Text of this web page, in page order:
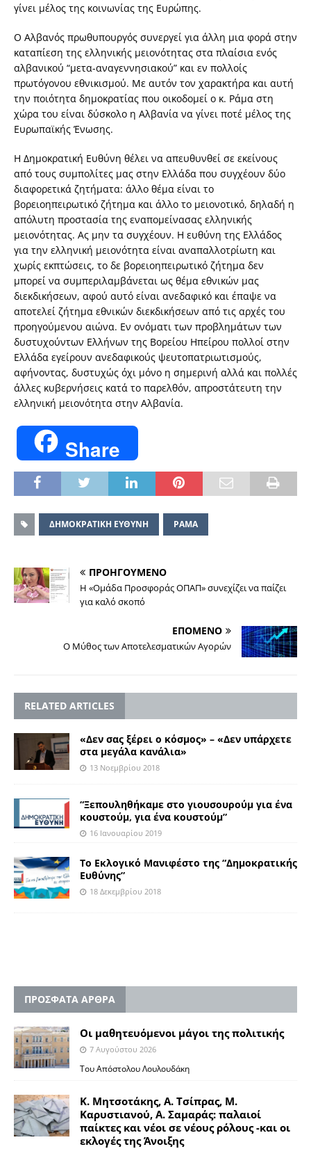
γίνει μέλος της κοινωνίας της Ευρώπης.
Ο Αλβανός πρωθυπουργός συνεργεί για άλλη μια φορά στην
καταπίεση της ελληνικής μειονότητας στα πλαίσια ενός
αλβανικού “μετα-αναγεννησιακού” και εν πολλοίς
πρωτόγονου εθνικισμού. Με αυτόν τον χαρακτήρα και αυτή
την ποιότητα δημοκρατίας που οικοδομεί ο κ. Ράμα στη
χώρα του είναι δύσκολο η Αλβανία να γίνει ποτέ μέλος της
Ευρωπαϊκής Ένωσης.
Η Δημοκρατική Ευθύνη θέλει να απευθυνθεί σε εκείνους
από τους συμπολίτες μας στην Ελλάδα που συγχέουν δύο
διαφορετικά ζητήματα: άλλο θέμα είναι το
βορειοηπειρωτικό ζήτημα και άλλο το μειονοτικό, δηλαδή η
απόλυτη προστασία της εναπομείνασας ελληνικής
μειονότητας. Ας μην τα συγχέουν. Η ευθύνη της Ελλάδος
για την ελληνική μειονότητα είναι αναπαλλοτρίωτη και
χωρίς εκπτώσεις, το δε βορειοηπειρωτικό ζήτημα δεν
μπορεί να συμπεριλαμβάνεται ως θέμα εθνικών μας
διεκδικήσεων, αφού αυτό είναι ανεδαφικό και έπαψε να
αποτελεί ζήτημα εθνικών διεκδικήσεων από τις αρχές του
προηγούμενου αιώνα. Εν ονόματι των προβλημάτων των
δυστυχούντων Ελλήνων της Βορείου Ηπείρου πολλοί στην
Ελλάδα εγείρουν ανεδαφικούς ψευτοπατριωτισμούς,
αφήνοντας, δυστυχώς όχι μόνο η σημερινή αλλά και πολλές
άλλες κυβερνήσεις κατά το παρελθόν, απροστάτευτη την
ελληνική μειονότητα στην Αλβανία.
Share
ΔΗΜΟΚΡΑΤΙΚΗ ΕΥΘΥΝΗ ΡΑΜΑ
ΠΡΟΗΓΟΥΜΕΝΟ
Η «Ομάδα Προσφοράς ΟΠΑΠ» συνεχίζει να παίζει
για καλό σκοπό
ΕΠΟΜΕΝΟ
Ο Μύθος των Αποτελεσματικών Αγορών
RELATED ARTICLES
«Δεν σας ξέρει ο κόσμος» – «Δεν υπάρχετε
στα μεγάλα κανάλια»
13 Νοεμβρίου 2018
“Ξεπουληθήκαμε στο γιουσουρούμ για ένα
κουστούμ, για ένα κουστούμ”
16 Ιανουαρίου 2019
Το Εκλογικό Μανιφέστο της “Δημοκρατικής
Ευθύνης”
18 Δεκεμβρίου 2018
ΠΡΟΣΦΑΤΑ ΑΡΘΡΑ
Οι μαθητευόμενοι μάγοι της πολιτικής
7 Αυγούστου 2026
Του Απόστολου Λουλουδάκη
Κ. Μητσοτάκης, Α. Τσίπρας, Μ.
Καρυστιανού, Α. Σαμαράς: παλαιοί
παίκτες και νέοι σε νέους ρόλους -και οι
εκλογές της Άνοιξης